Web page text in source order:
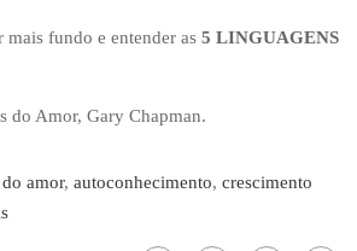
mais fundo e entender as 5 LINGUAGENS
do Amor, Gary Chapman.
amor, autoconhecimento, crescimento